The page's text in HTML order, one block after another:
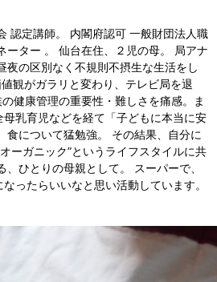
認定講師。 内閣府認可 一般財団法人職
ター 。 仙台在住、２児の母。 局アナ
夜の区別なく不規則不摂生な生活をし
観がガラリと変わり、テレビ局を退
健康管理の重要性・難しさを痛感。ま
乳育児などを経て「子どもに本当に安
について猛勉強。 その結果、自分に
ーガニック”というライフスタイルに共
ひとりの母親として。 スーパーで、
ったらいいなと思い活動しています。